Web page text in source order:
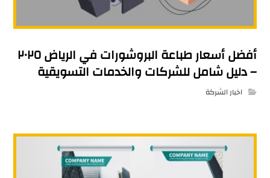
أفضل أسعار طباعة البروشورات في الرياض ٢٠٢٥
– دليل شامل للشركات والخدمات التسويقية
اخبار الشركة